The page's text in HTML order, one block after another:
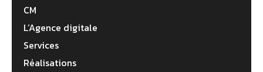
CM
L’Agence digitale
Services
Réalisations